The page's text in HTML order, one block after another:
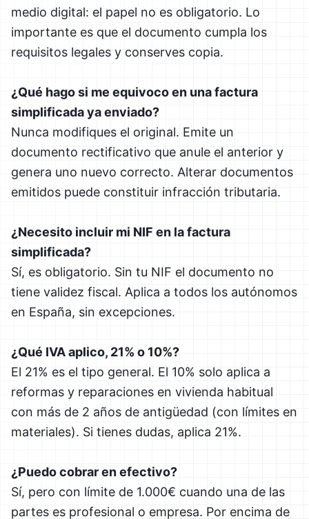
medio digital: el papel no es obligatorio. Lo
importante es que el documento cumpla los
requisitos legales y conserves copia.
¿Qué hago si me equivoco en una factura
simplificada ya enviado?
Nunca modifiques el original. Emite un
documento rectificativo que anule el anterior y
genera uno nuevo correcto. Alterar documentos
emitidos puede constituir infracción tributaria.
¿Necesito incluir mi NIF en la factura
simplificada?
Sí, es obligatorio. Sin tu NIF el documento no
tiene validez fiscal. Aplica a todos los autónomos
en España, sin excepciones.
¿Qué IVA aplico, 21% o 10%?
El 21% es el tipo general. El 10% solo aplica a
reformas y reparaciones en vivienda habitual
con más de 2 años de antigüedad (con límites en
materiales). Si tienes dudas, aplica 21%.
¿Puedo cobrar en efectivo?
Sí, pero con límite de 1.000€ cuando una de las
partes es profesional o empresa. Por encima de